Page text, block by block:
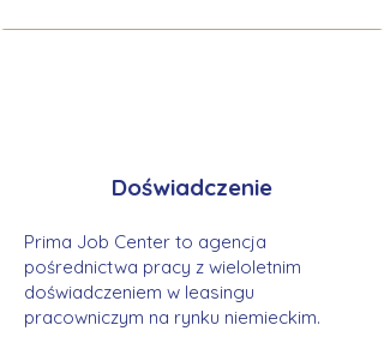
Doświadczenie
Prima Job Center to agencja
pośrednictwa pracy z wieloletnim
doświadczeniem w leasingu
pracowniczym na rynku niemieckim.